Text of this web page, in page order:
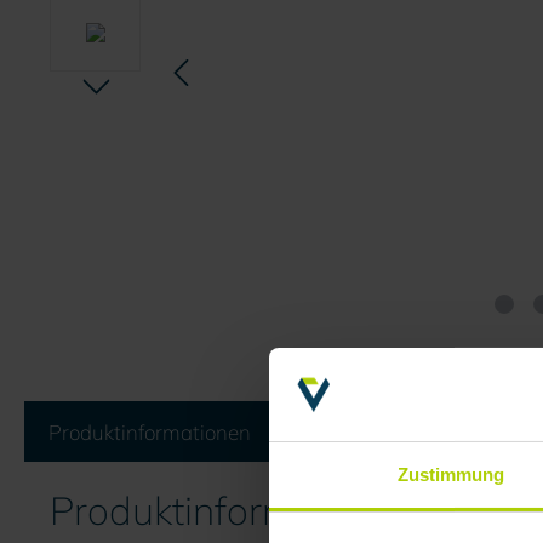
Zustimmung
Produktinformationen
Produktinformationen